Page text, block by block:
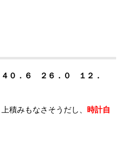
０．６ ２６．０ １２．
積みもなさそうだし、
時計自